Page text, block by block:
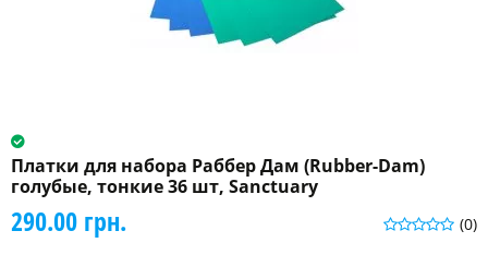
Платки для набора Раббер Дам (Rubber-Dam)
голубые, тонкие 36 шт, Sanctuary
(0)
290.00 грн.